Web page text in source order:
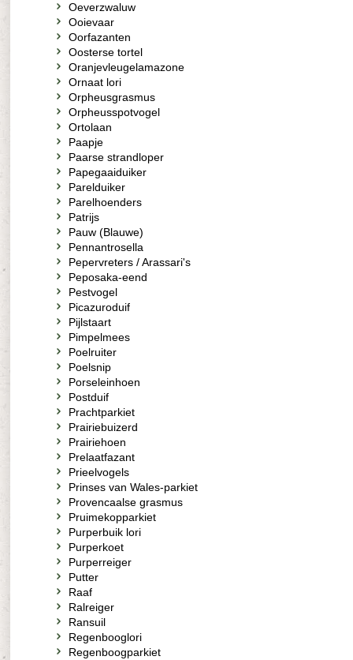
Oeverzwaluw
Ooievaar
Oorfazanten
Oosterse tortel
Oranjevleugelamazone
Ornaat lori
Orpheusgrasmus
Orpheusspotvogel
Ortolaan
Paapje
Paarse strandloper
Papegaaiduiker
Parelduiker
Parelhoenders
Patrijs
Pauw (Blauwe)
Pennantrosella
Pepervreters / Arassari's
Peposaka-eend
Pestvogel
Picazuroduif
Pijlstaart
Pimpelmees
Poelruiter
Poelsnip
Porseleinhoen
Postduif
Prachtparkiet
Prairiebuizerd
Prairiehoen
Prelaatfazant
Prieelvogels
Prinses van Wales-parkiet
Provencaalse grasmus
Pruimekopparkiet
Purperbuik lori
Purperkoet
Purperreiger
Putter
Raaf
Ralreiger
Ransuil
Regenbooglori
Regenboogparkiet